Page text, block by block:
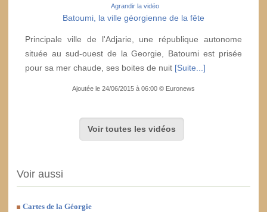
Agrandir la vidéo
Batoumi, la ville géorgienne de la fête
Principale ville de l'Adjarie, une république autonome
située au sud-ouest de la Georgie, Batoumi est prisée
pour sa mer chaude, ses boites de nuit [Suite...]
Ajoutée le 24/06/2015 à 06:00 © Euronews
Voir toutes les vidéos
Voir aussi
Cartes de la Géorgie